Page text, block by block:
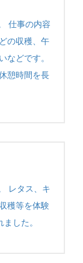
仕事の内容
の収穫、午
などです。
憩時間を長
レタス、キ
穫等を体験
した。